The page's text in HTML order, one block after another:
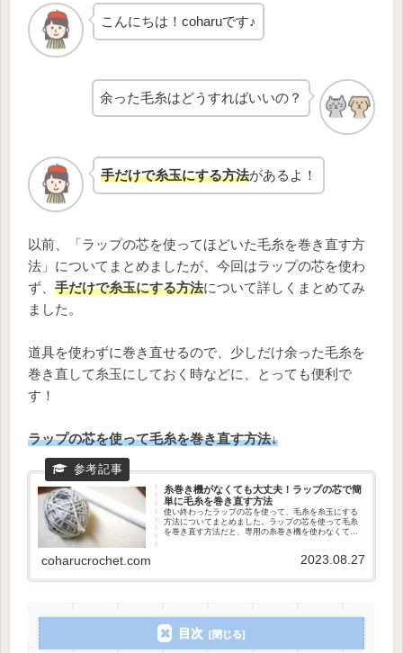
こんにちは！coharuです♪
余った毛糸はどうすればいいの？
手だけで糸玉にする方法があるよ！
以前、「ラップの芯を使ってほどいた毛糸を巻き直す方
法」についてまとめましたが、今回はラップの芯を使わ
ず、 手だけで糸玉にする方法について詳しくまとめてみ
ました。
道具を使わずに巻き直せるので、少しだけ余った毛糸を
巻き直して糸玉にしておく時などに、とっても便利で
す！
ラップの芯を使って毛糸を巻き直す方法↓
糸巻き機がなくても大丈夫！ラップの芯で簡
単に毛糸を巻き直す方法
使い終わったラップの芯を使って、毛糸を糸玉にする
方法についてまとめました。ラップの芯を使って毛糸
を巻き直す方法だと、専用の糸巻き機を使わなくても
coharucrochet.com 2023.08.27
目次